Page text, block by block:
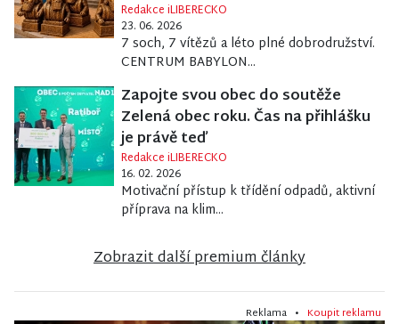
Redakce iLIBERECKO
23. 06. 2026
7 soch, 7 vítězů a léto plné dobrodružství.
CENTRUM BABYLON...
Zapojte svou obec do soutěže
Zelená obec roku. Čas na přihlášku
je právě teď
Redakce iLIBERECKO
16. 02. 2026
Motivační přístup k třídění odpadů, aktivní
příprava na klim...
Zobrazit další premium články
Reklama • Koupit reklamu